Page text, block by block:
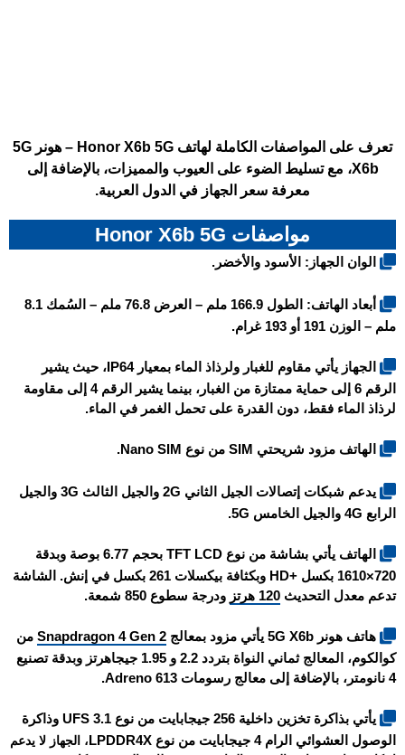
تعرف على المواصفات الكاملة لهاتف Honor X6b 5G – هونر 5G
X6b، مع تسليط الضوء على العيوب والمميزات، بالإضافة إلى
معرفة سعر الجهاز في الدول العربية.
مواصفات Honor X6b 5G
الوان الجهاز: الأسود والأخضر.
أبعاد الهاتف: الطول 166.9 ملم – العرض 76.8 ملم – السُمك 8.1
ملم – الوزن 191 أو 193 غرام.
الجهاز يأتي مقاوم للغبار ولرذاذ الماء بمعيار IP64، حيث يشير
الرقم 6 إلى حماية ممتازة من الغبار، بينما يشير الرقم 4 إلى مقاومة
لرذاذ الماء فقط، دون القدرة على تحمل الغمر في الماء.
الهاتف مزود شريحتي SIM من نوع Nano SIM.
يدعم شبكات إتصالات الجيل الثاني 2G والجيل الثالث 3G والجيل
الرابع 4G والجيل الخامس 5G.
الهاتف يأتي بشاشة من نوع TFT LCD بحجم 6.77 بوصة وبدقة
720×1610 بكسل +HD وبكثافة بيكسلات 261 بكسل في إنش. الشاشة
تدعم معدل التحديث 120 هرتز ودرجة سطوع 850 شمعة.
هاتف هونر 5G X6b يأتي مزود بمعالج Snapdragon 4 Gen 2 من
كوالكوم، المعالج ثماني النواة بتردد 2.2 و 1.95 جيجاهرتز وبدقة تصنيع
4 نانومتر، بالإضافة إلى معالج رسومات Adreno 613.
يأتي بذاكرة تخزين داخلية 256 جيجابايت من نوع UFS 3.1 وذاكرة
الوصول العشوائي الرام 4 جيجابايت من نوع LPDDR4X
، الجهاز لا يدعم